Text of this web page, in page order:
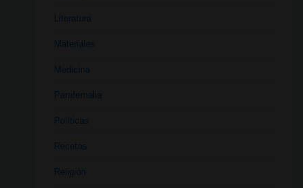
Literatura
Materiales
Medicina
Parafernalia
Políticas
Recetas
Religión